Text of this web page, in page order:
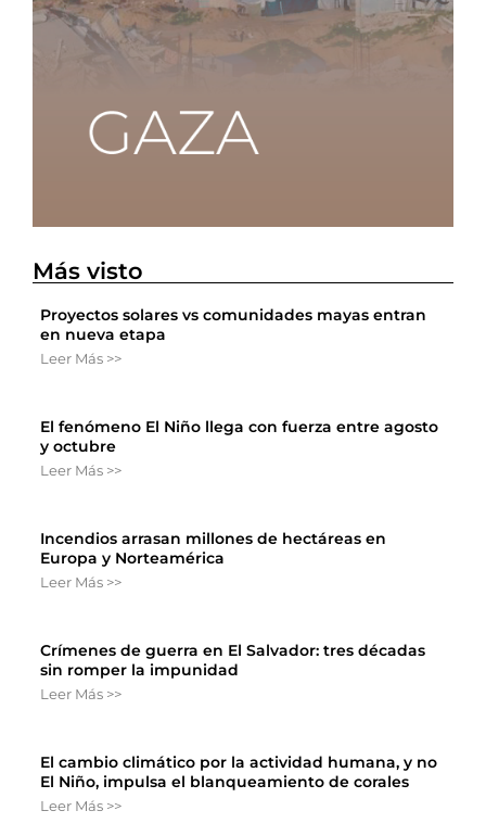
Más visto
Proyectos solares vs comunidades mayas entran
en nueva etapa
Leer Más >>
El fenómeno El Niño llega con fuerza entre agosto
y octubre
Leer Más >>
Incendios arrasan millones de hectáreas en
Europa y Norteamérica
Leer Más >>
Crímenes de guerra en El Salvador: tres décadas
sin romper la impunidad
Leer Más >>
El cambio climático por la actividad humana, y no
El Niño, impulsa el blanqueamiento de corales
Leer Más >>